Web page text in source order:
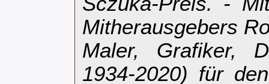
Mitherausgebers
Maler, Grafiker,
1934-2020) für